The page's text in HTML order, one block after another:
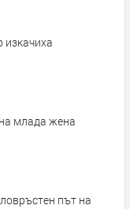
млада жена
път на